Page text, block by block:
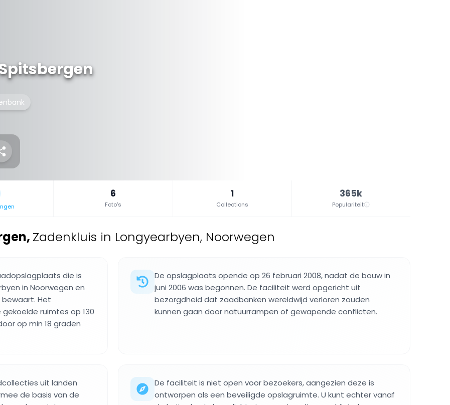
6
Foto's
1
Collections
365k
Populariteit
, Zadenkluis in Longyearbyen, Noorwegen
die is
in Noorwegen en
Het
ruimtes op 130
op min 18 graden
De opslagplaats opende op 26 februari 2008, nadat de bouw in
juni 2006 was begonnen. De faciliteit werd opgericht uit
bezorgdheid dat zaadbanken wereldwijd verloren zouden
kunnen gaan door natuurrampen of gewapende conflicten.
uit landen
de basis van de
De faciliteit is niet open voor bezoekers, aangezien deze is
ontworpen als een beveiligde opslagruimte. U kunt echter vanaf